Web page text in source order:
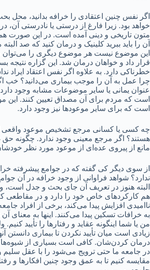
اگر نفس چنین اعتقادی را خرافه بدانید، محل
خواهد بود. زیرا فارغ از درستی یا نادرستی آن،
متون تاریخی و دینی آمده است. در این صورت
آن را باید ببرید کلینیک و درمان کنید که صد
این موضوع نیست هر موضوع دیگری را
قرار داد و خواهان درمان شد. این گزاره نتیجه
خطرناکی دارد. به علاوه اگر نفس اعتقاد ایراد
چرا عمل به آن را موجب بیماری می‌دانید؟ خب
عنوان یمانی یا سایر موضوعات مشابه وجود
است که مردم برای آن مصداق تعیین کنند. این
است که برای سایر موعودها نیز وجود دارد.
چه کسی یا کسانی مرجع تشخیص موعود واقعی
هستند؟ اگر مرجع معینی وجود ندارد. چگونه حق
مانع از پیروی عده‌ای از موعود مورد نظر
از سوی دیگر کی گفته که در جوامع پیشرفته
ندارد؟ شواهد فراوانی از وجود خرافه در آن
البته هنوز در تعریف آن جای بحث و جدل است،
هم کارکردهای خاص خود را دارد و در مقاطعی
ناامیدی افزایش پیدا می‌کند، برخی از افراد
به خرافات تسکین پیدا می‌کنند. اینها به معنای
من یا شما اینگونه عقاید و رفتارها را تأیید کنیم.
زیادی است میان تأیید نکردن تا بیماری دانستن
درمان کردن‌شان. کافی است بسیاری از
در جامعه ما حتی ترویج می‌شود را با عقل
مقایسه کنیم تا به عمق وجود چنین افکارها و